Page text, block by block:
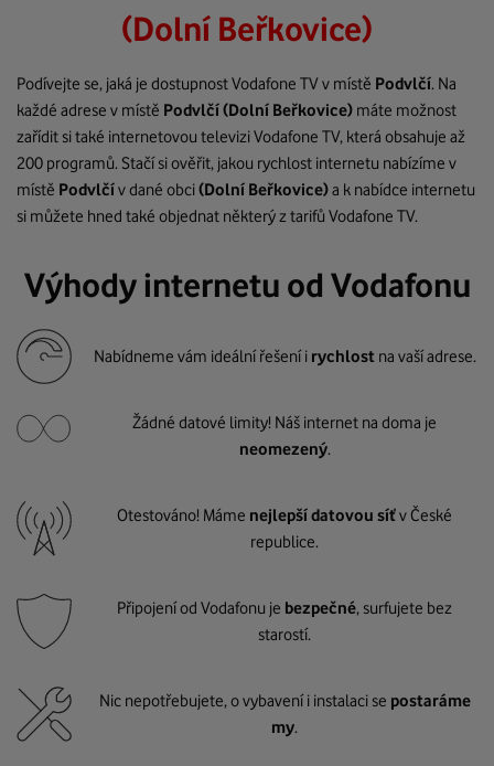
(Dolní Beřkovice)
Podívejte se, jaká je dostupnost Vodafone TV v místě Podvlčí. Na
každé adrese v místě Podvlčí(Dolní Beřkovice) máte možnost
zařídit si také internetovou televizi Vodafone TV, která obsahuje až
200 programů. Stačí si ověřit, jakou rychlost internetu nabízíme v
místě Podvlčív dané obci(Dolní Beřkovice)a k nabídce internetu
si můžete hned také objednat některý z tarifů Vodafone TV.
Výhody internetu od Vodafonu
Nabídneme vám ideální řešení i rychlost na vaší adrese.
Žádné datové limity! Náš internet na doma je
neomezený.
Otestováno! Máme nejlepší datovou síťv České
republice.
Připojení od Vodafonu je bezpečné, surfujete bez
starostí.
Nic nepotřebujete, o vybavení i instalaci se postaráme
my.